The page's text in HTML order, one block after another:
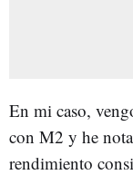
En mi caso,
con M2 y he
rendimiento